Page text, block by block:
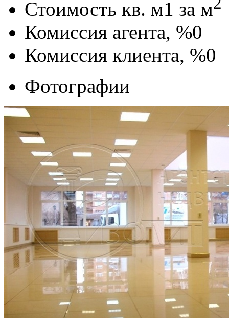
Стоимость кв. м1 за м
Комиссия агента, %0
Комиссия клиента, %0
Фотографии